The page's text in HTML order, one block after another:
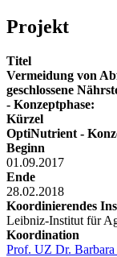
Projekt
Titel
Vermeidung von
geschlossene
- Konzeptphase:
Kürzel
OptiNutrient -
Beginn
01.09.2017
Ende
28.02.2018
Koordinierendes
Leibniz-Institut für
Koordination
Prof. UZ Dr.